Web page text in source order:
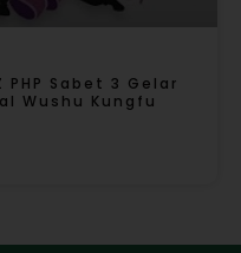
PHP Sabet 3 Gelar
Wushu Kungfu